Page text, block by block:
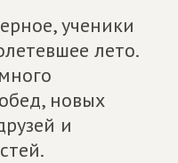
ученики
лето.
новых
и